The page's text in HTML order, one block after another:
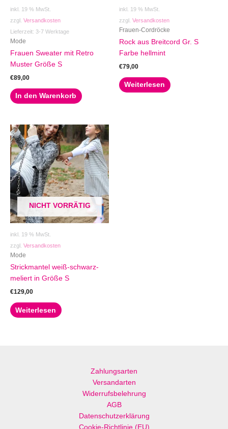
inkl. 19 % MwSt.
zzgl. Versandkosten
Lieferzeit: 3-7 Werktage
Mode
Frauen Sweater mit Retro
Muster Größe S
€89,00
In den Warenkorb
inkl. 19 % MwSt.
zzgl. Versandkosten
Frauen-Cordröcke
Rock aus Breitcord Gr. S
Farbe hellmint
€79,00
Weiterlesen
NICHT VORRÄTIG
inkl. 19 % MwSt.
zzgl. Versandkosten
Mode
Strickmantel weiß-schwarz-
meliert in Größe S
€129,00
Weiterlesen
Zahlungsarten
Versandarten
Widerrufsbelehrung
AGB
Datenschutzerklärung
Cookie-Richtlinie (EU)